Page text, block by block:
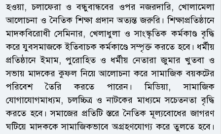
হওয়া, চলাফেরা ও বন্ধুবান্ধবের ওপর নজরদারি, খোলামেলা
আলোচনা ও নৈতিক শিক্ষা প্রদান অত্যন্ত জরুরি। শিক্ষাপ্রতিষ্ঠানে
মাদকবিরোধী সেমিনার, খেলাধুলা ও সাংস্কৃতিক কর্মকাণ্ড বৃদ্ধি
করে যুবসমাজকে ইতিবাচক কর্মকাণ্ডে সম্পৃক্ত করতে হবে। ধর্মীয়
প্রতিষ্ঠানে ইমাম, পুরোহিত ও ধর্মীয় নেতারা জুমার খুতবা ও
সভায় মাদকের কুফল নিয়ে আলোচনা করে সামাজিক বয়কটের
পরিবেশ তৈরি করতে পারেন। মিডিয়া, সামাজিক
যোগাযোগমাধ্যম, চলচ্চিত্র ও নাটকের মাধ্যমে সচেতনতা বৃদ্ধি
করতে হবে। সমাজের প্রতিটি স্তরে নৈতিক মূল্যবোধের জাগরণ
ঘটিয়ে মাদককে সামাজিকভাবে অগ্রহণযোগ্য করে তুলতে হবে।